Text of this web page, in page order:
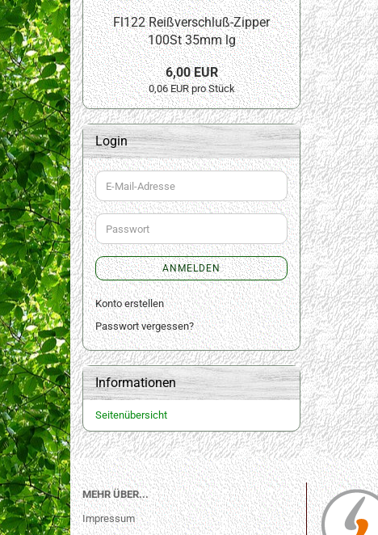
Fl122 Reißverschluß-Zipper
100St 35mm lg
6,00 EUR
0,06 EUR pro Stück
Login
E-
Mail-
Adresse
Passwort
ANMELDEN
Konto erstellen
Passwort vergessen?
Informationen
Seitenübersicht
MEHR ÜBER...
Impressum